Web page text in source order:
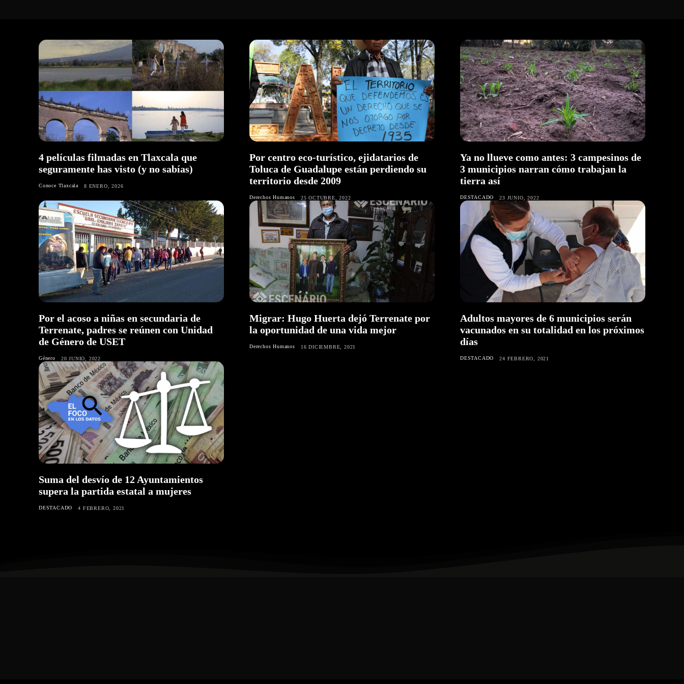
4 películas filmadas en Tlaxcala que
seguramente has visto (y no sabías)
Conoce Tlaxcala 8 ENERO, 2026
Por centro eco-turístico, ejidatarios de
Toluca de Guadalupe están perdiendo su
territorio desde 2009
Derechos Humanos 25 OCTUBRE, 2022
Ya no llueve como antes: 3 campesinos de
3 municipios narran cómo trabajan la
tierra así
DESTACADO 23 JUNIO, 2022
Por el acoso a niñas en secundaria de
Terrenate, padres se reúnen con Unidad
de Género de USET
Género 20 JUNIO, 2022
Migrar: Hugo Huerta dejó Terrenate por
la oportunidad de una vida mejor
Derechos Humanos 16 DICIEMBRE, 2021
Adultos mayores de 6 municipios serán
vacunados en su totalidad en los próximos
días
DESTACADO 24 FEBRERO, 2021
Suma del desvío de 12 Ayuntamientos
supera la partida estatal a mujeres
DESTACADO 4 FEBRERO, 2021